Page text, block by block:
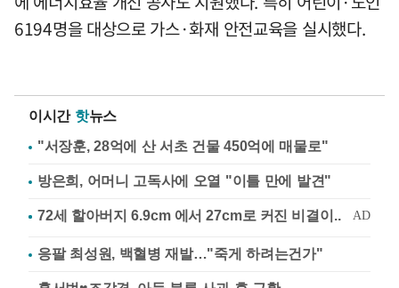
6194명을 대상으로 가스·화재 안전교육을 실시했다.
이시간 핫뉴스
"서장훈, 28억에 산 서초 건물 450억에 매물로"
방은희, 어머니 고독사에 오열 "이틀 만에 발견"
응팔 최성원, 백혈병 재발…"죽게 하려는건가"